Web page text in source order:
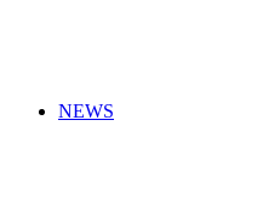
NEWS